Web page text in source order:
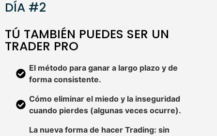
DÍA #2
TÚ TAMBIÉN PUEDES SER UN
TRADER PRO
El método para ganar a largo plazo y de
forma consistente.
Cómo eliminar el miedo y la inseguridad
cuando pierdes (algunas veces ocurre).
La nueva forma de hacer Trading: sin